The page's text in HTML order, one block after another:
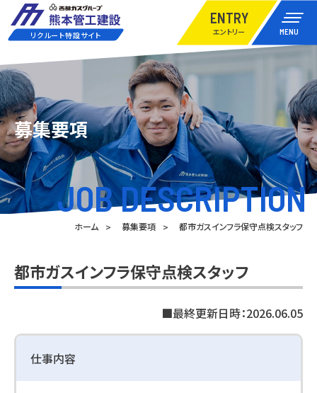
リクルート特設サイト エントリー
ENTRY
MENU
募集要項
JOB DESCRIPTION
ホーム 募集要項 都市ガスインフラ保守点検スタッフ
都市ガスインフラ保守点検スタッフ
■最終更新日時：2026.06.05
仕事内容